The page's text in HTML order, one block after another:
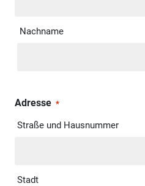
Nachname
Adresse *
Straße und Hausnummer
Stadt